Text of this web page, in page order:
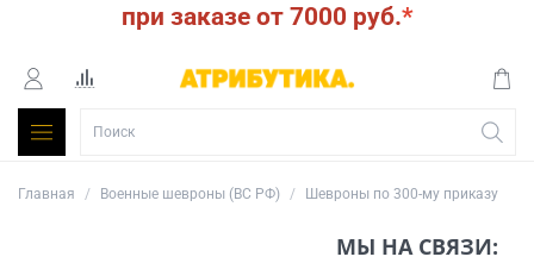
при заказе от 7000 руб.*
Главная Военные шевроны (ВС РФ) Шевроны по 300-му приказу
МЫ НА СВЯЗИ: